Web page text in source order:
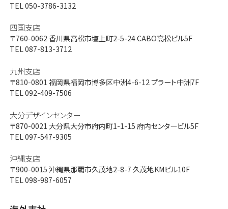
TEL 050-3786-3132
四国支店
〒760-0062香川県高松市塩上町2-5-24 CABO高松ビル5F
TEL 087-813-3712
九州支店
〒810-0801 福岡県福岡市博多区中洲4-6-12 プラート中洲7F
TEL 092-409-7506
大分デザインセンター
〒870-0021 大分県大分市府内町1-1-15 府内センタービル5F
TEL 097-547-9305
沖縄支店
〒900-0015 沖縄県那覇市久茂地2-8-7 久茂地KMビル10F
TEL 098-987-6057